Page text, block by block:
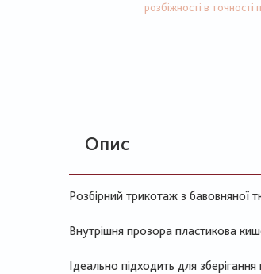
розбіжності в точності
Опис
Розбірний трикотаж з бавовняної
Внутрішня прозора пластикова
Ідеально підходить для